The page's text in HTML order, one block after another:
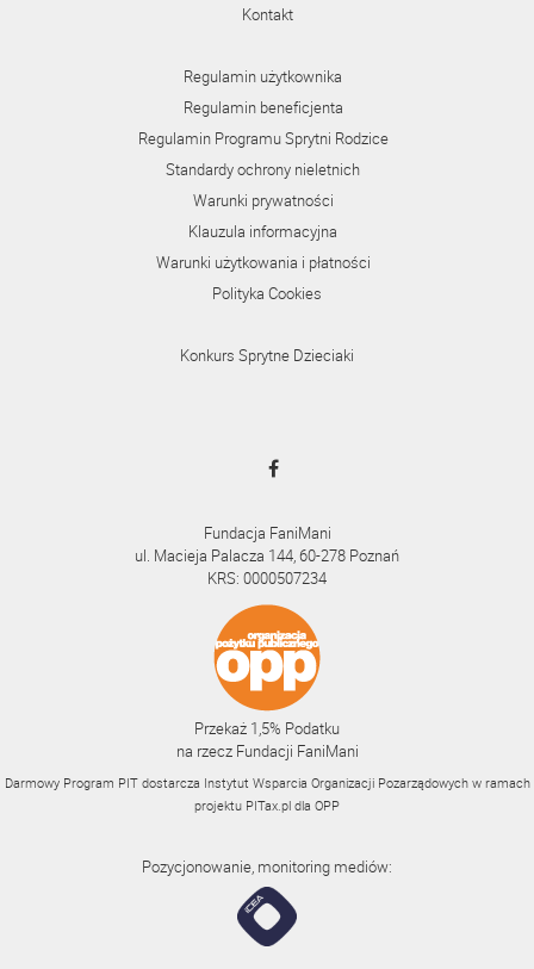
Kontakt
Regulamin użytkownika
Regulamin beneficjenta
Regulamin Programu Sprytni Rodzice
Standardy ochrony nieletnich
Warunki prywatności
Klauzula informacyjna
Warunki użytkowania i płatności
Polityka Cookies
Konkurs Sprytne Dzieciaki
Fundacja FaniMani
ul. Macieja Palacza 144, 60-278 Poznań
KRS: 0000507234
Przekaż 1,5% Podatku
na rzecz Fundacji FaniMani
Darmowy Program PIT dostarcza Instytut Wsparcia Organizacji Pozarządowych w ramach
projektu PITax.pl dla OPP
Pozycjonowanie, monitoring mediów: